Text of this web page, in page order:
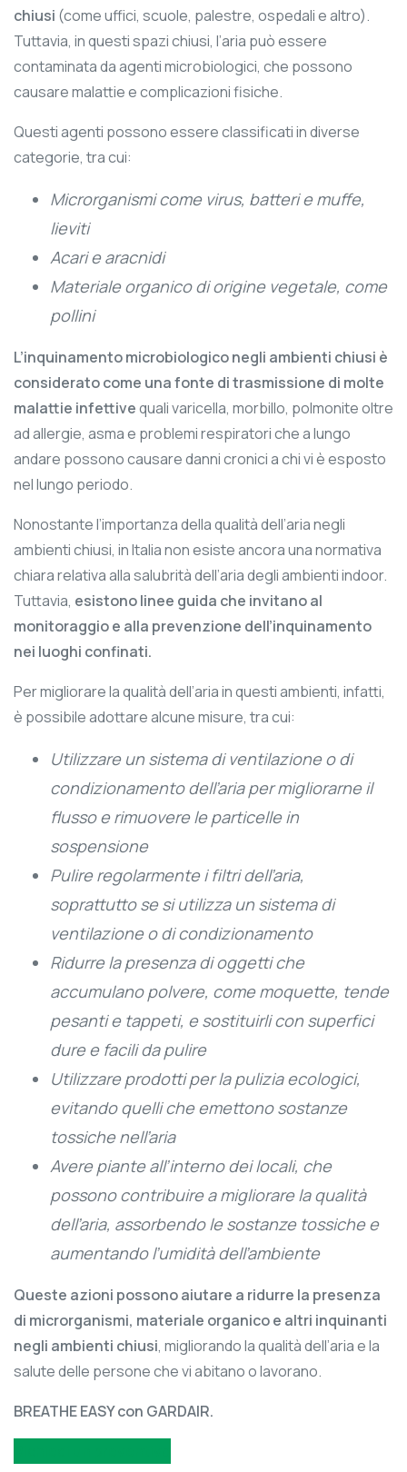
chiusi (come uffici, scuole, palestre, ospedali e altro).
Tuttavia, in questi spazi chiusi, l’aria può essere
contaminata da agenti microbiologici, che possono
causare malattie e complicazioni fisiche.
Questi agenti possono essere classificati in diverse
categorie, tra cui:
Microrganismi come virus, batteri e muffe,
lieviti
Acari e aracnidi
Materiale organico di origine vegetale, come
pollini
L’inquinamento microbiologico negli ambienti chiusi è
considerato come una fonte di trasmissione di molte
malattie infettivequali varicella, morbillo, polmonite oltre
ad allergie, asma e problemi respiratori che a lungo
andare possono causare danni cronici a chi vi è esposto
nel lungo periodo.
Nonostante l’importanza della qualità dell’aria negli
ambienti chiusi, in Italia non esiste ancora una normativa
chiara relativa alla salubrità dell’aria degli ambienti indoor.
Tuttavia, esistono linee guida che invitano al
monitoraggio e alla prevenzione dell’inquinamento
nei luoghi confinati.
Per migliorare la qualità dell’aria in questi ambienti, infatti,
è possibile adottare alcune misure, tra cui:
Utilizzare un sistema di ventilazione o di
condizionamento dell’aria per migliorarne il
flusso e rimuovere le particelle in
sospensione
Pulire regolarmente i filtri dell’aria,
soprattutto se si utilizza un sistema di
ventilazione o di condizionamento
Ridurre la presenza di oggetti che
accumulano polvere, come moquette, tende
pesanti e tappeti, e sostituirli con superfici
dure e facili da pulire
Utilizzare prodotti per la pulizia ecologici,
evitando quelli che emettono sostanze
tossiche nell’aria
Avere piante all’interno dei locali, che
possono contribuire a migliorare la qualità
dell’aria, assorbendo le sostanze tossiche e
aumentando l’umidità dell’ambiente
Queste azioni possono aiutare a ridurre la presenza
di microrganismi, materiale organico e altri inquinanti
negli ambienti chiusi, migliorando la qualità dell’aria e la
salute delle persone che vi abitano o lavorano.
BREATHE EASY con GARDAIR.